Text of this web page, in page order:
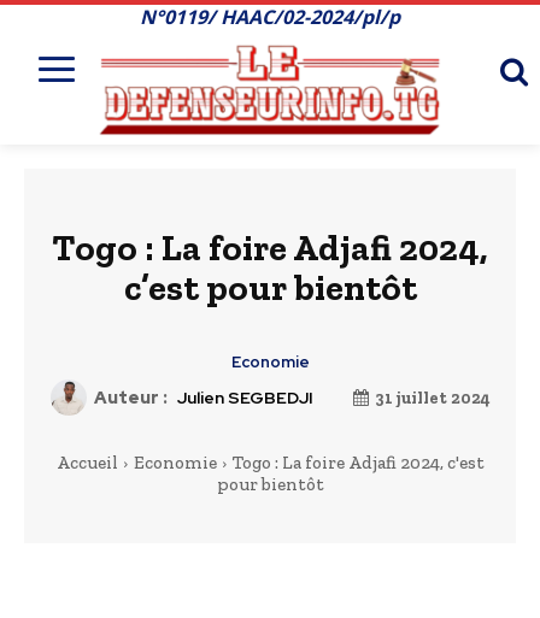
N°0119/ HAAC/02-2024/pl/p
Togo : La foire Adjafi 2024,
c’est pour bientôt
Economie
Auteur : Julien SEGBEDJI 31 juillet 2024
Accueil Economie
Togo : La foire Adjafi 2024, c'est
pour bientôt